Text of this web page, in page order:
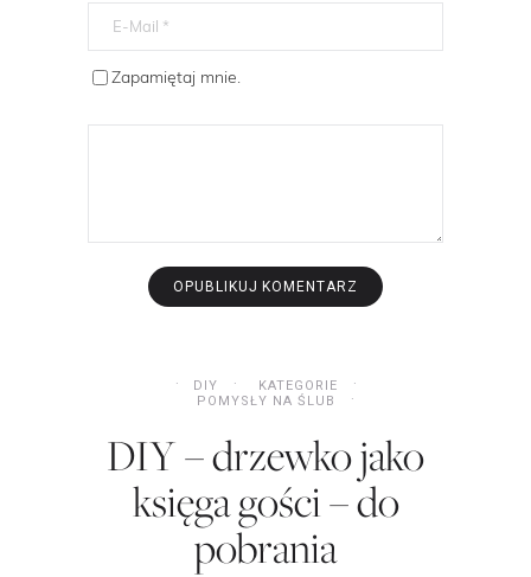
Zapamiętaj mnie.
DIY
KATEGORIE
POMYSŁY NA ŚLUB
DIY – drzewko jako
księga gości – do
pobrania